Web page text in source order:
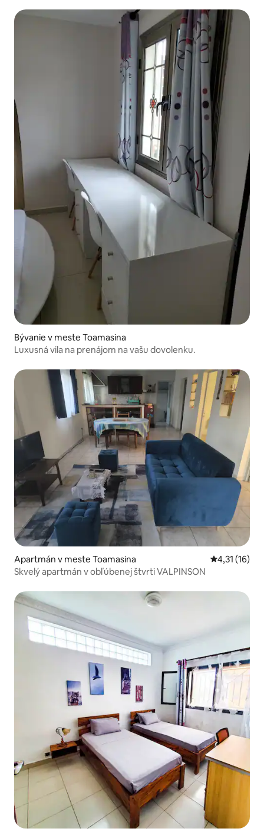
Bývanie v meste Toamasina
Luxusná vila na prenájom na vašu dovolenku.
Apartmán v meste Toamasina Priemerné
4,31 (16)
Skvelý apartmán v obľúbenej štvrti VALPINSON